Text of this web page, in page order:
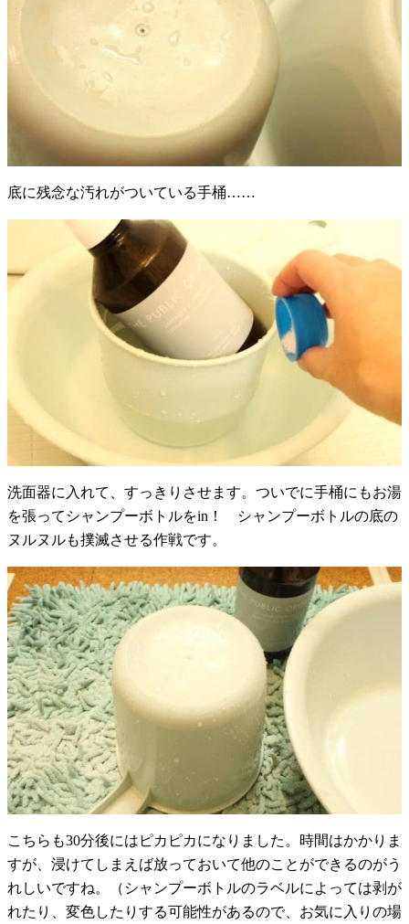
底に残念な汚れがついている手桶……
洗面器に入れて、すっきりさせます。ついでに手桶にもお湯
を張ってシャンプーボトルをin！ シャンプーボトルの底の
ヌルヌルも撲滅させる作戦です。
こちらも30分後にはピカピカになりました。時間はかかりま
すが、浸けてしまえば放っておいて他のことができるのがう
れしいですね。（シャンプーボトルのラベルによっては剥が
れたり、変色したりする可能性があるので、お気に入りの場